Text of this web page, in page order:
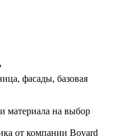
фасады, базовая
материала на выбор
от компании Boyard